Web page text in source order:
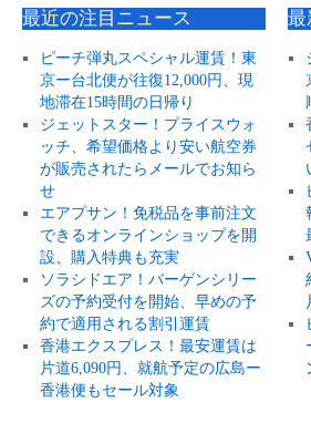
最近の注目ニュース
ピーチ弾丸スペシャル運賃！東
京ー台北便が往復12,000円、現
地滞在15時間の日帰り
ジェットスター！プライスウォ
ッチ、希望価格より安い航空券
が販売されたらメールでお知ら
せ
エアプサン！免税品を事前注文
できるオンラインショップを開
設、購入特典も充実
ソラシドエア！バーゲンシリー
ズの予約受付を開始、早めの予
約で適用される割引運賃
香港エクスプレス！最安運賃は
片道6,090円、就航予定の広島ー
香港便もセール対象
最